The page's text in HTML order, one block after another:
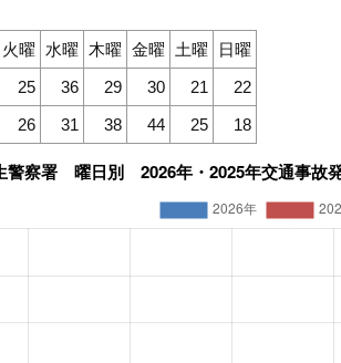
火曜 水曜 木曜 金曜 土曜
日曜
25 36 29 30 21
22
26 31 38 44 25 18